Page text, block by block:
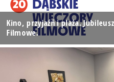
Kino, przyjaźń i plaża.
Filmowe.